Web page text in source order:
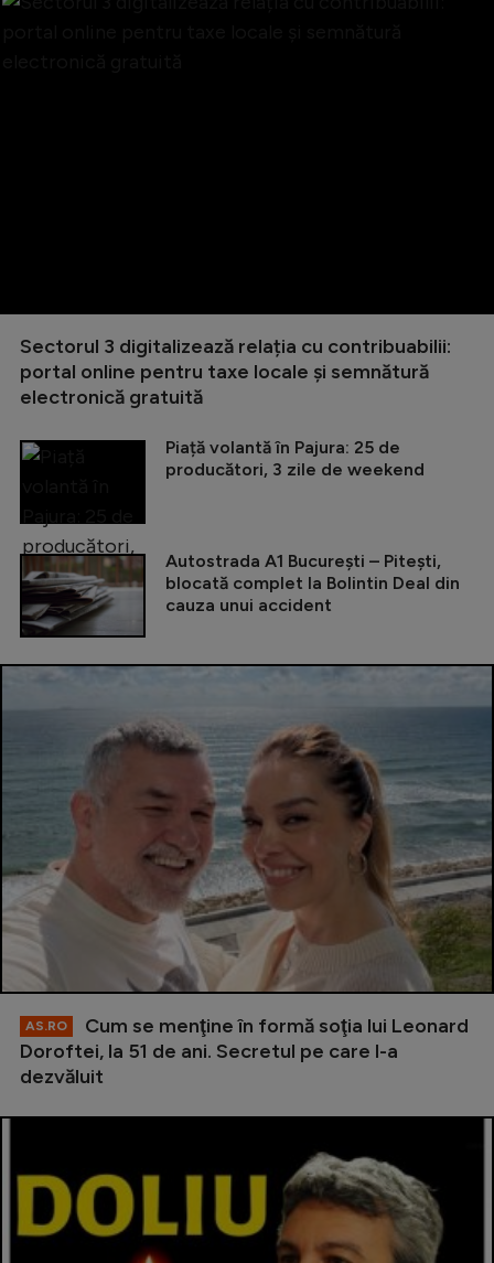
Sectorul 3 digitalizează relația cu contribuabilii:
portal online pentru taxe locale și semnătură
electronică gratuită
Piață volantă în Pajura: 25 de
producători, 3 zile de weekend
Autostrada A1 București – Pitești,
blocată complet la Bolintin Deal din
cauza unui accident
AS.RO
Cum se menţine în formă soţia lui Leonard
Doroftei, la 51 de ani. Secretul pe care l-a
dezvăluit